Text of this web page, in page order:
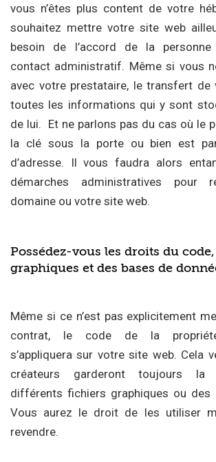
vous n’êtes plus content de votre
souhaitez mettre votre site web
besoin de l’accord de la personne
contact administratif. Même si vous
avec votre prestataire, le transfert
toutes les informations qui y sont
de lui. Et ne parlons pas du cas où le
la clé sous la porte ou bien est
d’adresse. Il vous faudra alors
démarches administratives pour
domaine ou votre site web.
Possédez-vous les droits du
graphiques et des bases de
Même si ce n’est pas explicitement
contrat, le code de la
s’appliquera sur votre site web. Cela
créateurs garderont toujours la
différents fichiers graphiques ou des
Vous aurez le droit de les utiliser
revendre.